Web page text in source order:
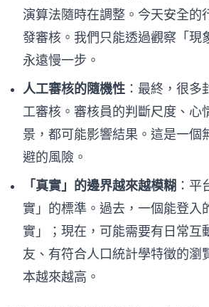
演算法隨時在調整。今天安全的
發審核。我們只能透過觀察「現
永遠慢一步。
人工審核的隨機性 ：最終，很多
工審核。審核員的判斷尺度、心
景，都可能影響結果。這是一個
避的風險。
「真實」的邊界越來越模糊 ：平
實」的標準。過去，一個能登入
實」；現在，可能需要有日常互
友、有符合人口統計學特徵的瀏
本越來越高。